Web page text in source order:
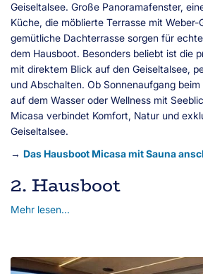
Geiseltalsee. Große Panoramafenster,
Küche, die möblierte Terrasse mit Weber-
gemütliche Dachterrasse sorgen für
dem Hausboot. Besonders beliebt ist die
mit direktem Blick auf den Geiseltalsee,
und Abschalten. Ob Sonnenaufgang
auf dem Wasser oder Wellness mit
Micasa verbindet Komfort, Natur und
Geiseltalsee.
→ Das Hausboot Micasa mit Sauna
2. Hausboot
Mehr lesen...